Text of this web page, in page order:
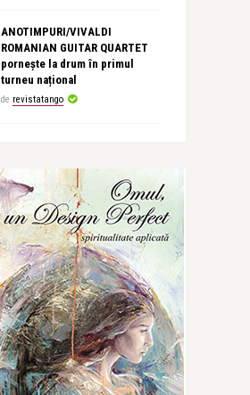
ANOTIMPURI/VIVALDI
ROMANIAN GUITAR QUARTET
pornește la drum în primul
turneu național
de revistatango